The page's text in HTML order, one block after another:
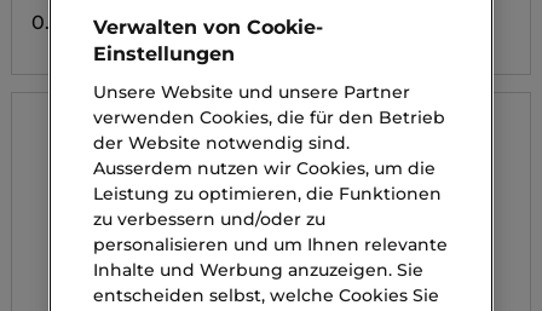
0.00 CHF 0.00 CHF
Verwalten von Cookie-
Einstellungen
Unsere Website und unsere Partner
verwenden Cookies, die für den Betrieb
der Website notwendig sind.
Ausserdem nutzen wir Cookies, um die
Leistung zu optimieren, die Funktionen
zu verbessern und/oder zu
personalisieren und um Ihnen relevante
Inhalte und Werbung anzuzeigen. Sie
entscheiden selbst, welche Cookies Sie